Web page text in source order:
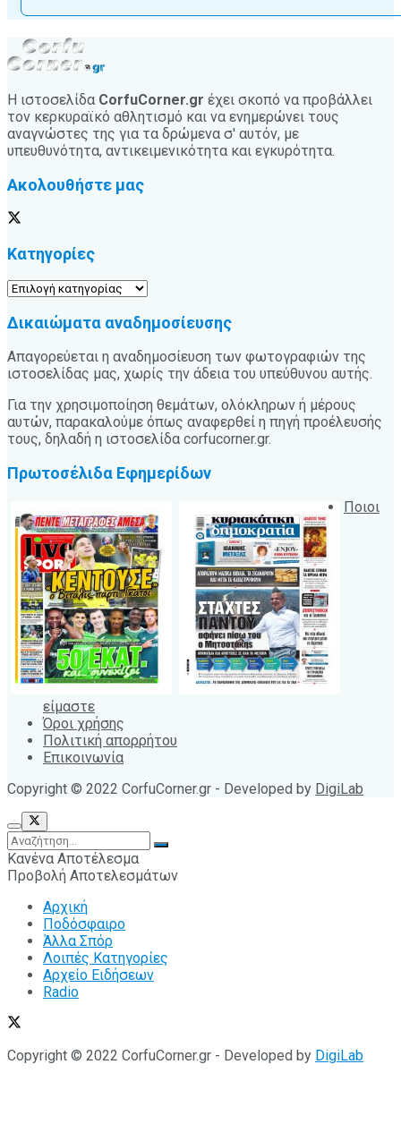
Η ιστοσελίδα CorfuCorner.gr έχει σκοπό να προβάλλει
τον κερκυραϊκό αθλητισμό και να ενημερώνει τους
αναγνώστες της για τα δρώμενα σ' αυτόν, με
υπευθυνότητα, αντικειμενικότητα και εγκυρότητα.
Ακολουθήστε μας
Κατηγορίες
Κατηγορίες
Δικαιώματα αναδημοσίευσης
Απαγορεύεται η αναδημοσίευση των φωτογραφιών της
ιστοσελίδας μας, χωρίς την άδεια του υπεύθυνου αυτής.
Για την χρησιμοποίηση θεμάτων, ολόκληρων ή μέρους
αυτών, παρακαλούμε όπως αναφερθεί η πηγή προέλευσής
τους, δηλαδή η ιστοσελίδα corfucorner.gr.
Πρωτοσέλιδα Εφημερίδων
Ποιοι
είμαστε
Όροι χρήσης
Πολιτική απορρήτου
Επικοινωνία
Copyright © 2022 CorfuCorner.gr - Developed by DigiLab
Κανένα Αποτέλεσμα
Προβολή Αποτελεσμάτων
Αρχική
Ποδόσφαιρο
Άλλα Σπόρ
Λοιπές Κατηγορίες
Αρχείο Ειδήσεων
Radio
Copyright © 2022 CorfuCorner.gr - Developed by DigiLab